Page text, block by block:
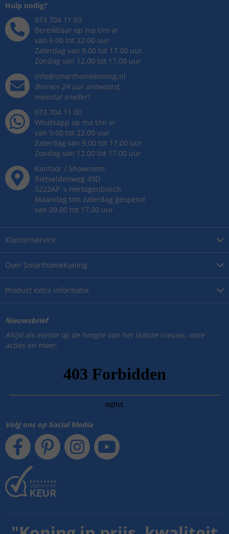
Over SmarthomeKoning
Product extra informatie
Klantenservice
Hulp nodig?
073 704 11 03
Bereikbaar op ma t/m vr
van 9.00 tot 22.00 uur
Zaterdag van 9.00 tot 17.00 uur
Zondag van 12.00 tot 17.00 uur
info@smarthomekoning.nl
Binnen 24 uur antwoord,
meestal sneller!
073 704 11 00
Whatsapp op ma t/m vr
van 9.00 tot 22.00 uur
Zaterdag van 9.00 tot 17.00 uur
Zondag van 12.00 tot 17.00 uur
Kantoor / Showroom
Rietveldenweg 49D
5222AP 's Hertogenbosch
Maandag t/m zaterdag geopend
van 09.00 tot 17.00 uur
Nieuwsbrief
Altijd als eerste op de hoogte van het laatste nieuws, onze
acties en meer.
Volg ons op Social Media